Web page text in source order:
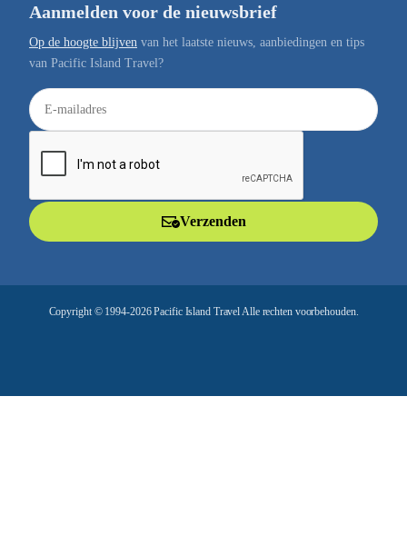
Aanmelden voor de nieuwsbrief
Op de hoogte blijven van het laatste nieuws, aanbiedingen en tips
van Pacific Island Travel?
E
-
a
Verzenden
Copyright © 1994-2026 Pacific Island Travel Alle rechten voorbehouden.